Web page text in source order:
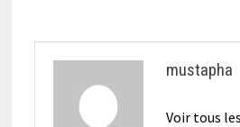
mustapha
Voir tous